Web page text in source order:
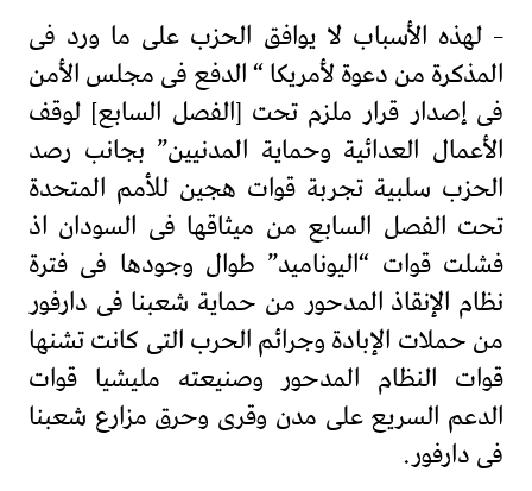
– لهذه الأسباب لا يوافق الحزب على ما ورد فى
المذكرة من دعوة لأمريكا “ الدفع فى مجلس الأمن
فى إصدار قرار ملزم تحت [الفصل السابع] لوقف
الأعمال العدائية وحماية المدنيين” بجانب رصد
الحزب سلبية تجربة قوات هجين للأمم المتحدة
تحت الفصل السابع من ميثاقها فى السودان اذ
فشلت قوات “اليوناميد” طوال وجودها فى فترة
نظام الإنقاذ المدحور من حماية شعبنا فى دارفور
من حملات الإبادة وجرائم الحرب التى كانت تشنها
قوات النظام المدحور وصنيعته مليشيا قوات
الدعم السريع على مدن وقرى وحرق مزارع شعبنا
فى دارفور.